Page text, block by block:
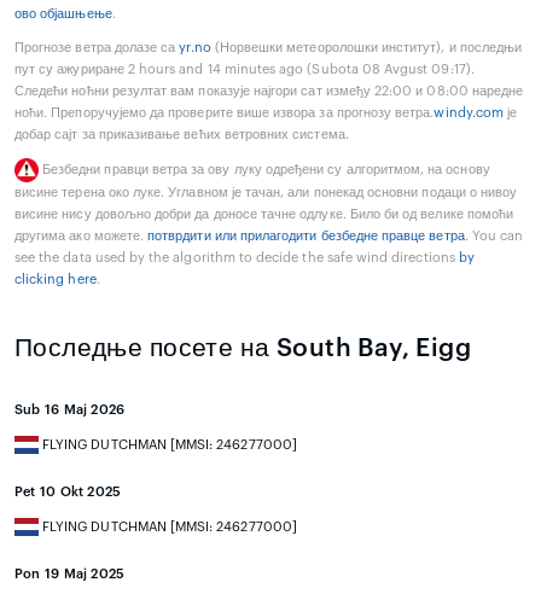
ово објашњење.
Прогнозе ветра долазе саyr.no (Норвешки метеоролошки институт), и последњи
пут су ажуриране 2 hours and 14 minutes ago (Subota 08 Avgust 09:17).
Следећи ноћни резултат вам показује најгори сат између 22:00 и 08:00 наредне
ноћи. Препоручујемо да проверите више извора за прогнозу ветра.windy.comје
добар сајт за приказивање већих ветровних система.
Безбедни правци ветра за ову луку одређени су алгоритмом, на основу
висине терена око луке. Углавном је тачан, али понекад основни подаци о нивоу
висине нису довољно добри да доносе тачне одлуке. Било би од велике помоћи
другима ако можете.потврдити или прилагодити безбедне правце ветра. You can
see the data used by the algorithm to decide the safe wind directions by
clicking here.
Последње посете на South Bay, Eigg
Sub 16 Maj 2026
FLYING DUTCHMAN [MMSI: 246277000]
Pet 10 Okt 2025
FLYING DUTCHMAN [MMSI: 246277000]
Pon 19 Maj 2025